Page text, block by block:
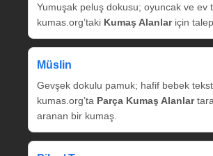
Yumuşak peluş dokusu; oyuncak ve ev
kumas.org’taki Kumaş Alanlariçin
Müslin
Gevşek dokulu pamuk; hafif bebek
kumas.org’ta Parça Kumaş Alanlar
aranan bir kumaş.